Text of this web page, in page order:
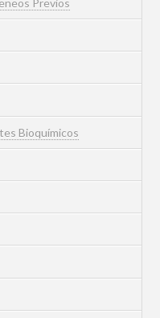
Previos
Bioquímicos